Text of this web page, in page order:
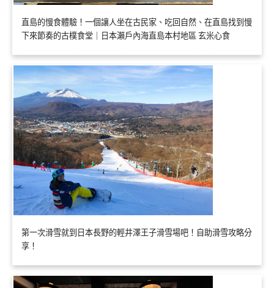
直島的慢食體驗！一個讓人坐在古民家、吃回自然、在直島找到慢
下來節奏的古樸食堂｜日本瀨戶內海直島本村地區 玄米心食
第一次滑雪就到日本長野的輕井澤王子滑雪場吧！自助滑雪攻略分
享！